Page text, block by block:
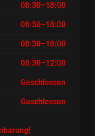
08:30–18:00
08:30–18:00
08:30–18:00
08:30–12:00
Geschlossen
Geschlossen